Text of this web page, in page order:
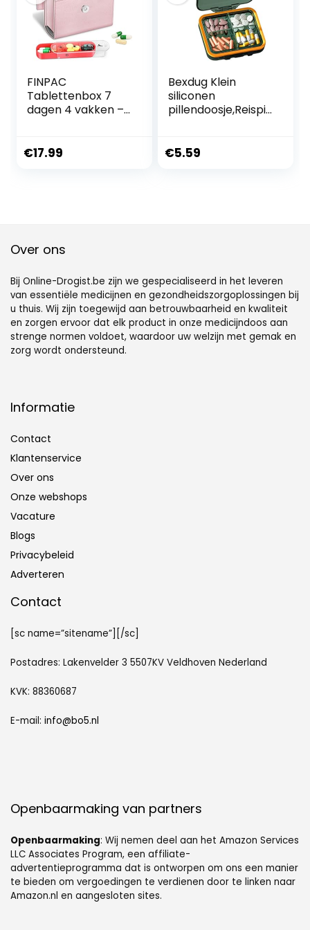
opslag van visolie,
supplementen,
FINPAC
Tablettenbox 7
dagen 4 vakken –
kunstleren tas en
roségoud
€17.99
Bexdug Klein
siliconen
pillendoosje,Reispill
organizer,Supplem
€5.59
Over ons
Bij Online-Drogist.be zijn we gespecialiseerd in het leveren
van essentiële medicijnen en gezondheidszorgoplossingen bij
u thuis. Wij zijn toegewijd aan betrouwbaarheid en kwaliteit
en zorgen ervoor dat elk product in onze medicijndoos aan
strenge normen voldoet, waardoor uw welzijn met gemak en
zorg wordt ondersteund.
Informatie
Contact
Klantenservice
Over ons
Onze webshops
Vacature
Blogs
Privacybeleid
Adverteren
Contact
[sc name=”sitename”][/sc]
Postadres: Lakenvelder 3 5507KV Veldhoven Nederland
KVK: 88360687
E-mail: info@bo5.nl
Openbaarmaking van partners
Openbaarmaking: Wij nemen deel aan het Amazon Services
LLC Associates Program, een affiliate-
advertentieprogramma dat is ontworpen om ons een manier
te bieden om vergoedingen te verdienen door te linken naar
Amazon.nl en aangesloten sites.